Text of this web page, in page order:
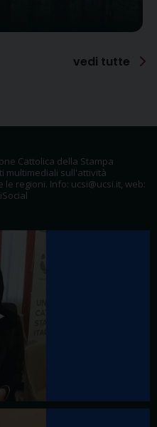
vedi tutte
Cattolica della Stampa
multimediali sull'attività
regioni. Info: ucsi@ucsi.it, web: